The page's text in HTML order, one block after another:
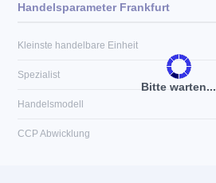
Bitte warten...
Handelsparameter Frankfurt
Kleinste handelbare Einheit
Spezialist
Handelsmodell
CCP Abwicklung